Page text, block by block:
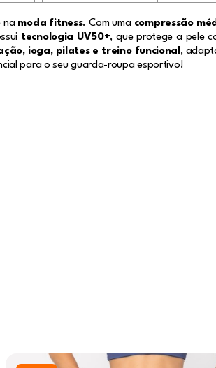
na moda fitness. Com uma compressão
tecnologia UV50+, que protege a pele
ioga, pilates e treino funcional,
para o seu guarda-roupa esportivo!